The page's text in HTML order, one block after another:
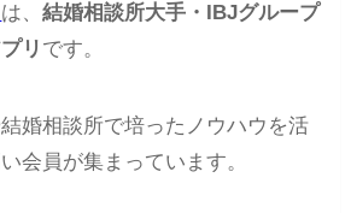
は、結婚相談所大手・IBJグループ
リ です。
婚相談所で培ったノウハウを活
会員が集まっています。